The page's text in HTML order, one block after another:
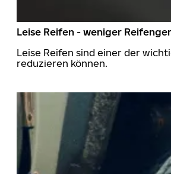
Leise Reifen - weniger
Leise Reifen sind einer der
reduzieren können.